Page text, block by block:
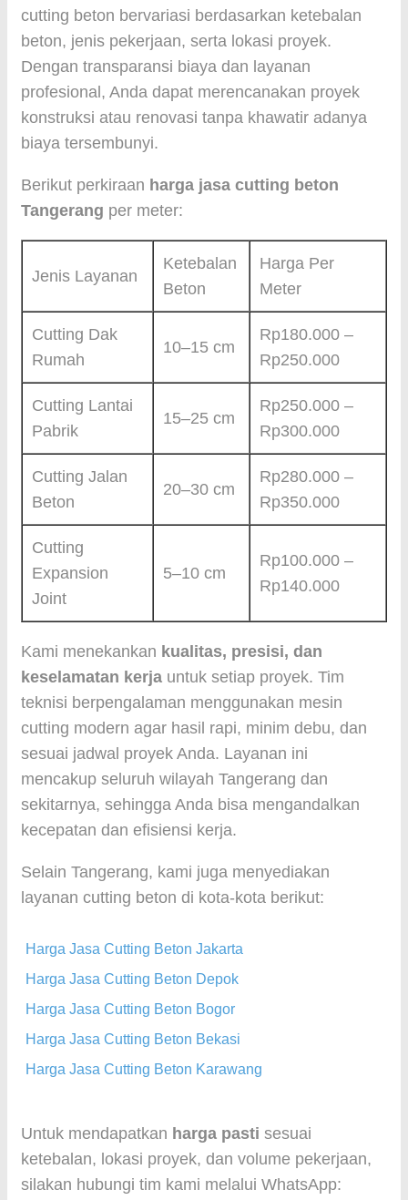
cutting beton bervariasi berdasarkan ketebalan
beton, jenis pekerjaan, serta lokasi proyek.
Dengan transparansi biaya dan layanan
profesional, Anda dapat merencanakan proyek
konstruksi atau renovasi tanpa khawatir adanya
biaya tersembunyi.
Berikut perkiraan harga jasa cutting beton
Tangerang per meter:
Jenis Layanan
Ketebalan
Beton
Harga Per
Meter
Cutting Dak
Rumah
10–15 cm
Rp180.000 –
Rp250.000
Cutting Lantai
Pabrik
15–25 cm
Rp250.000 –
Rp300.000
Cutting Jalan
Beton
20–30 cm
Rp280.000 –
Rp350.000
Cutting
Expansion
Joint
5–10 cm
Rp100.000 –
Rp140.000
Kami menekankan kualitas, presisi, dan
keselamatan kerja untuk setiap proyek. Tim
teknisi berpengalaman menggunakan mesin
cutting modern agar hasil rapi, minim debu, dan
sesuai jadwal proyek Anda. Layanan ini
mencakup seluruh wilayah Tangerang dan
sekitarnya, sehingga Anda bisa mengandalkan
kecepatan dan efisiensi kerja.
Selain Tangerang, kami juga menyediakan
layanan cutting beton di kota-kota berikut:
Harga Jasa Cutting Beton Jakarta
Harga Jasa Cutting Beton Depok
Harga Jasa Cutting Beton Bogor
Harga Jasa Cutting Beton Bekasi
Harga Jasa Cutting Beton Karawang
Untuk mendapatkan harga pasti sesuai
ketebalan, lokasi proyek, dan volume pekerjaan,
silakan hubungi tim kami melalui WhatsApp: